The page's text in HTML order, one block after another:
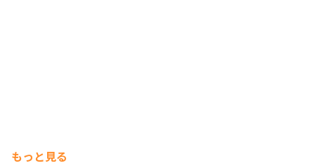
もっと見る